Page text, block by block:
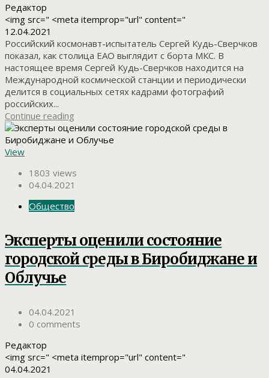
Редактор
<img src=" <meta itemprop="url" content="
12.04.2021
Российский космонавт-испытатель Сергей Кудь-Сверчков
показал, как столица ЕАО выглядит с борта МКС. В
настоящее время Сергей Кудь-Сверчков находится на
Международной космической станции и периодически
делится в социальных сетях кадрами фотографий
российских...
Continue reading
View
1803 views
04.04.2021
Общество
Эксперты оценили состояние
городской среды в Биробиджане и
Облучье
04.04.2021
0 comments
Редактор
<img src=" <meta itemprop="url" content="
04.04.2021